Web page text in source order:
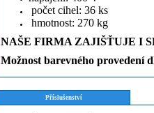
počet cihel: 36 ks
hmotnost: 270 kg
NAŠE FIRMA ZAJIŠŤUJE I
Možnost barevného provedení
Příslušenství